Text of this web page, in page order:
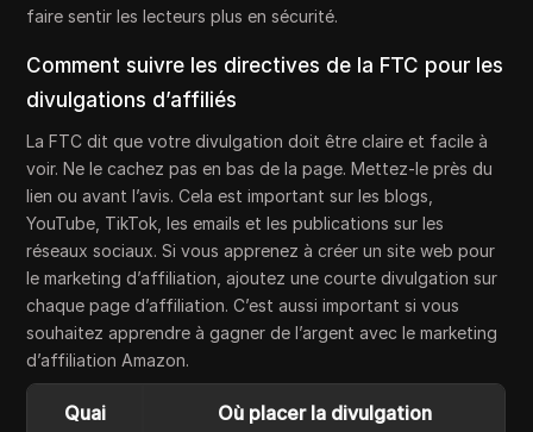
faire sentir les lecteurs plus en sécurité.
Comment suivre les directives de la FTC pour les
divulgations d’affiliés
La FTC dit que votre divulgation doit être claire et facile à
voir. Ne le cachez pas en bas de la page. Mettez-le près du
lien ou avant l’avis. Cela est important sur les blogs,
YouTube, TikTok, les emails et les publications sur les
réseaux sociaux. Si vous apprenez à créer un site web pour
le marketing d’affiliation, ajoutez une courte divulgation sur
chaque page d’affiliation. C’est aussi important si vous
souhaitez apprendre à gagner de l’argent avec le marketing
d’affiliation Amazon.
Quai Où placer la divulgation